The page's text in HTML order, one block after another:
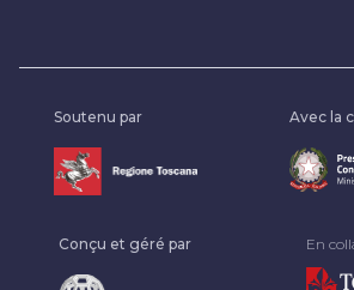
Soutenu par Avec la
Conçu et géré par En